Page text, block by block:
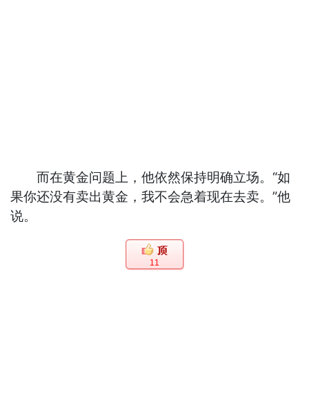
而在黄金问题上，他依然保持明确立场。“如
果你还没有卖出黄金，我不会急着现在去卖。”他
说。
11